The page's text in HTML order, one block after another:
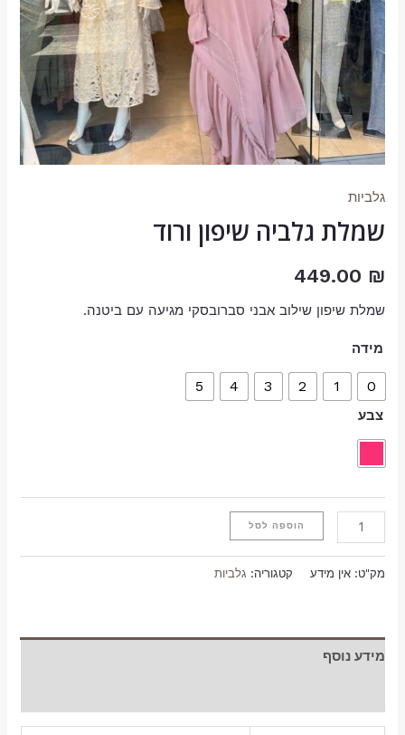
גלביות
שמלת גלביה שיפון ורוד
449.00 ₪
שמלת שיפון שילוב אבני סברובסקי מגיעה עם ביטנה.
מידה
0
1
2
3
4
5
צבע
הוספה לסל
מק"ט:אין מידע קטגוריה: גלביות
מידע נוסף